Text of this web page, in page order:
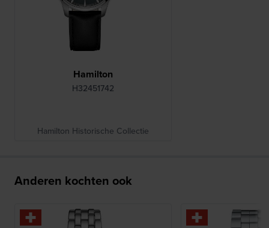
Hamilton
H32451742
Hamilton Historische Collectie
Anderen kochten ook